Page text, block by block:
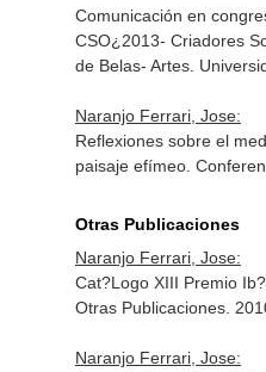
Comunicación en
CSO¿2013- Criadores
de Belas- Artes.
Naranjo Ferrari, Jose:
Reflexiones sobre el
paisaje efímeo.
Otras Publicaciones
Naranjo Ferrari, Jose:
Cat?Logo XIII Premio
Otras Publicaciones.
Naranjo Ferrari, Jose: